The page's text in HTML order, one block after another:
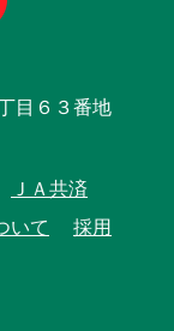
目６３番地
ＪＡ共済
いて
採用